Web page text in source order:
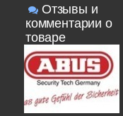
Отзывы и
комментарии о
товаре